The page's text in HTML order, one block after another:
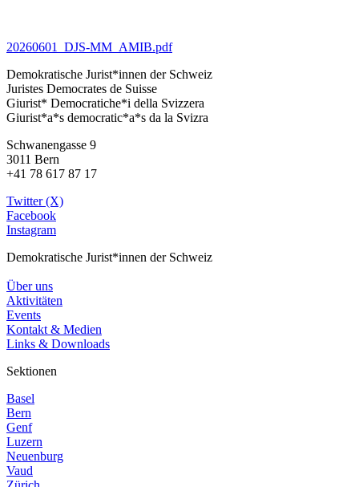
20260601_DJS-MM_AMIB.pdf
Demokratische Jurist*innen der Schweiz
Juristes Democrates de Suisse
Giurist* Democratiche*i della Svizzera
Giurist*a*s democratic*a*s da la Svizra
Schwanengasse 9
3011 Bern
+41 78 617 87 17
Twitter (X)
Facebook
Instagram
Demokratische Jurist*innen der Schweiz
Über uns
Aktivitäten
Events
Kontakt & Medien
Links & Downloads
Sektionen
Basel
Bern
Genf
Luzern
Neuenburg
Vaud